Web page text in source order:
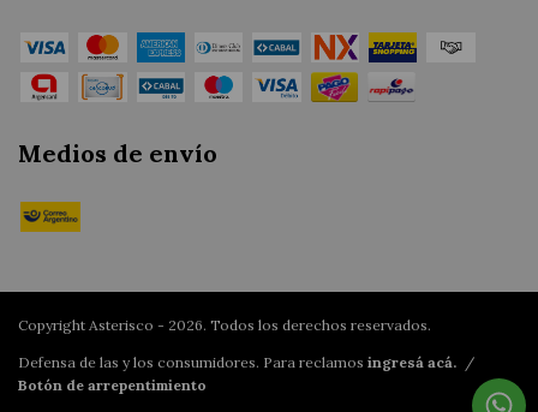
Medios de envío
Copyright Asterisco - 2026. Todos los derechos reservados.
Defensa de las y los consumidores. Para reclamos ingresá acá. /
Botón de arrepentimiento